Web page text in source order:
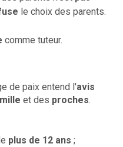
le choix des parents.
comme tuteur.
de paix entend l'avis
et des proches.
plus de 12 ans ;